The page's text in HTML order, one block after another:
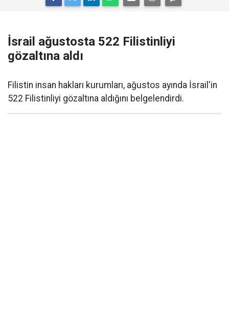
İsrail ağustosta 522 Filistinliyi
gözaltına aldı
Filistin insan hakları kurumları, ağustos ayında İsrail'in
522 Filistinliyi gözaltına aldığını belgelendirdi.